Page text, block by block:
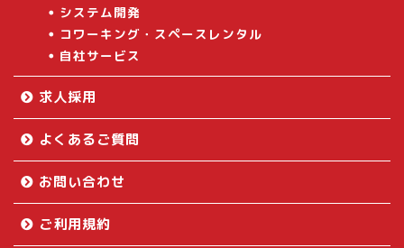
システム開発
コワーキング・スペースレンタル
自社サービス
求人採用
よくあるご質問
お問い合わせ
ご利用規約